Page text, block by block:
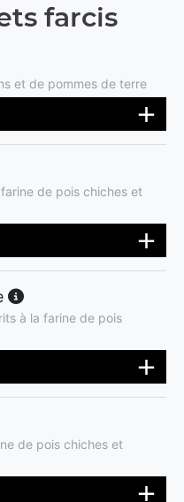
farcis
et de pommes de terre
de pois chiches et
à la farine de pois
de pois chiches et